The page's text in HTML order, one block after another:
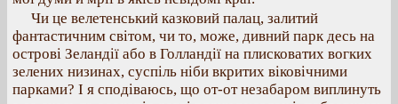
Чи це велетенський казковий палац, залитий
фантастичним світом, чи то, може, дивний парк десь на
острові Зеландії або в Голландії на плисковатих вогких
зелених низинах, суспіль ніби вкритих віковічними
парками? І я сподіваюсь, що от-от незабаром виплинуть